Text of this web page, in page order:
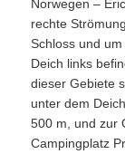
Norwegen –
rechte
Schloss und
Deich links
dieser Gebiete
unter dem
500 m, und zur
Campingplatz